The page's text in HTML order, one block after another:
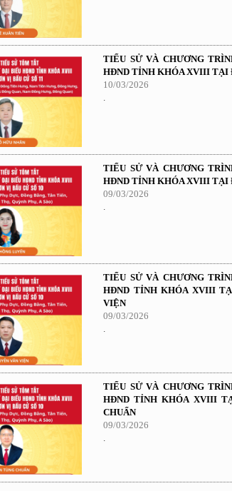
TIỂU SỬ VÀ CHƯƠNG
HĐND TỈNH KHÓA XVIII TẠI
10/03/2026
TIỂU SỬ VÀ CHƯƠNG
HĐND TỈNH KHÓA XVIII TẠI
09/03/2026
TIỂU SỬ VÀ CHƯƠNG
HĐND TỈNH KHÓA XVIII
VIỆN
09/03/2026
TIỂU SỬ VÀ CHƯƠNG
HĐND TỈNH KHÓA XVIII
CHUẨN
09/03/2026